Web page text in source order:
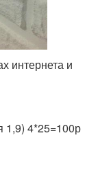
интернета и
1,9) 4*25=100р